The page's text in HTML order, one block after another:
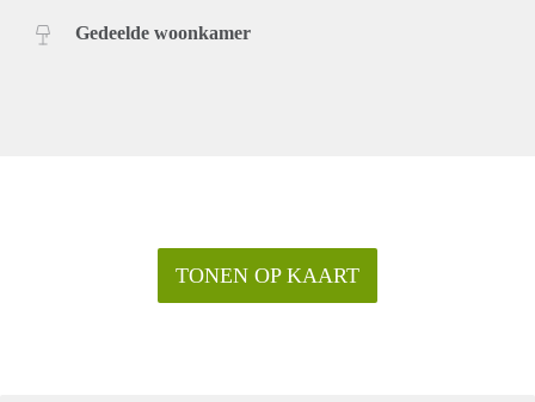
Gedeelde woonkamer
TONEN OP KAART